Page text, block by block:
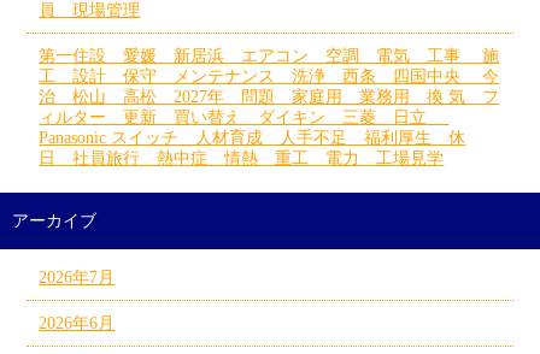
員 現場管理
第一住設 愛媛 新居浜 エアコン 空調 電気 工事 施
工 設計 保守 メンテナンス 洗浄 西条 四国中央 今
治 松山 高松 2027年 問題 家庭用 業務用 換 気 フ
ィルター 更新 買い替え ダイキン 三菱 日立
Panasonic スイッチ 人材育成 人手不足 福利厚生 休
日 社員旅行 熱中症 情熱 重工 電力 工場見学
アーカイブ
2026年7月
2026年6月